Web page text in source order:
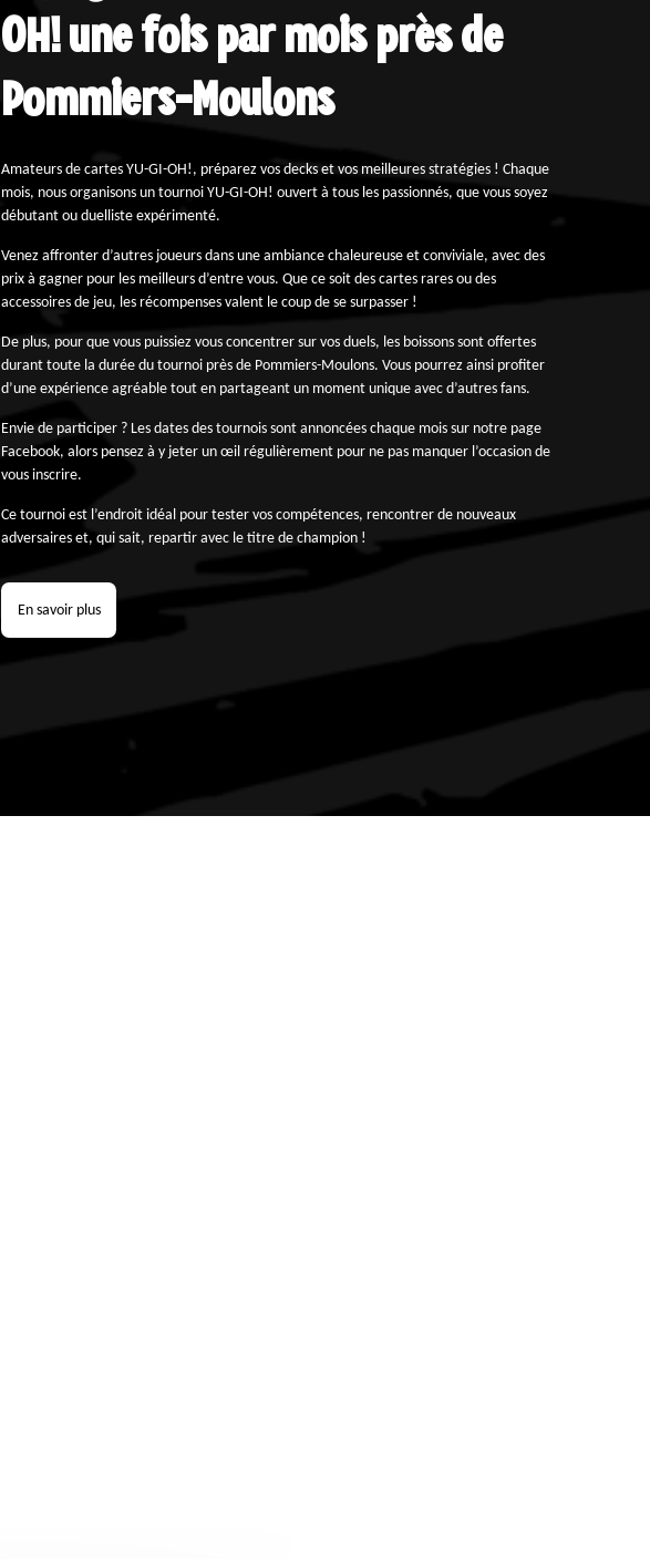
OH! une fois par mois près de
Pommiers-Moulons
Amateurs de cartes YU-GI-OH!, préparez vos decks et vos meilleures stratégies ! Chaque
mois, nous organisons un tournoi YU-GI-OH! ouvert à tous les passionnés, que vous soyez
débutant ou duelliste expérimenté.
Venez affronter d’autres joueurs dans une ambiance chaleureuse et conviviale, avec des
prix à gagner pour les meilleurs d’entre vous. Que ce soit des cartes rares ou des
accessoires de jeu, les récompenses valent le coup de se surpasser !
De plus, pour que vous puissiez vous concentrer sur vos duels, les boissons sont offertes
durant toute la durée du tournoi près de Pommiers-Moulons. Vous pourrez ainsi profiter
d’une expérience agréable tout en partageant un moment unique avec d’autres fans.
Envie de participer ? Les dates des tournois sont annoncées chaque mois sur notre page
Facebook, alors pensez à y jeter un œil régulièrement pour ne pas manquer l’occasion de
vous inscrire.
Ce tournoi est l’endroit idéal pour tester vos compétences, rencontrer de nouveaux
adversaires et, qui sait, repartir avec le titre de champion !
En savoir plus